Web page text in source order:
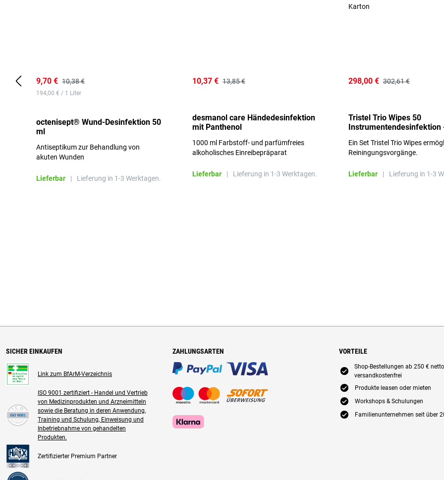
9,70 € 10,38 €
194,00 € / 1 Liter
octenisept® Wund-Desinfektion 50
ml
Antiseptikum zur Behandlung von
akuten Wunden
Lieferbar | Lieferung in 1-3 Werktagen.
10,37 € 13,85 €
desmanol care Händedesinfektion
mit Panthenol
1000 ml Farbstoff- und parfümfreies
alkoholisches Einreibepräparat
Lieferbar
| Lieferung in 1-3 Werktagen.
298,00 € 302,61 €
Tristel Trio Wipes 50
Instrumentendesinfektion
Ein Set Tristel Trio Wipes
Reiningungsvorgänge.
Lieferbar | Lieferung in 1-3
SICHER EINKAUFEN
Link zum BfArM-Verzeichnis
ISO 9001 zertifiziert - Handel und Vertrieb
von Medizinprodukten und Arzneimitteln
sowie die Beratung in deren Anwendung,
Training und Schulung, Einweisung und
Inbetriebnahme von gehandelten
Produkten.
Zertifizierter Premium Partner
ZAHLUNGSARTEN VORTEILE
E
Shop-Bestellungen ab 250 € netto
versandkostenfrei
E Produkte leasen oder mieten
E Workshops & Schulungen
E Familienunternehmen seit über